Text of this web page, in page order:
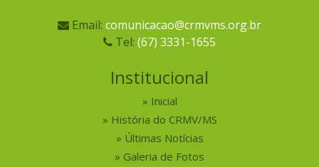
Email: comunicacao@crmvms.org.br
Tel: (67) 3331-1655
Institucional
Inicial
História do CRMV/MS
Últimas Notícias
Galeria de Fotos